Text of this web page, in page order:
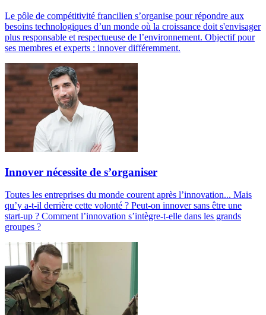
Le pôle de compétitivité francilien s’organise pour répondre aux
besoins technologiques d’un monde où la croissance doit s'envisager
plus responsable et respectueuse de l’environnement. Objectif pour
ses membres et experts : innover différemment.
Innover nécessite de s’organiser
Toutes les entreprises du monde courent après l’innovation... Mais
qu’y a-t-il derrière cette volonté ? Peut-on innover sans être une
start-up ? Comment l’innovation s’intègre-t-elle dans les grands
groupes ?